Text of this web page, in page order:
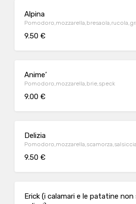
Alpina
9.50 €
Anime’
Pomodoro,mozzarella,brie,speck
9.00 €
Delizia
9.50 €
Erick (i calamari e le patatine